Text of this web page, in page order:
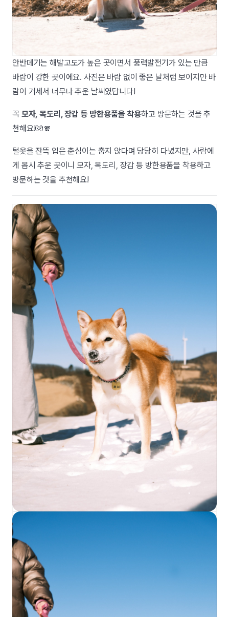
안반데기는 해발고도가 높은 곳이면서 풍력발전기가 있는 만큼
바람이 강한 곳이에요. 사진은 바람 없이 좋은 날처럼 보이지만 바
람이 거세서 너무나 추운 날씨였답니다!
꼭 모자, 목도리, 장갑 등 방한용품을 착용하고 방문하는 것을 추
천해요!🧤🧣
털옷을 잔뜩 입은 춘심이는 춥지 않다며 당당히 다녔지만, 사람에
게 몹시 추운 곳이니 모자, 목도리, 장갑 등 방한용품을 착용하고
방문하는 것을 추천해요!